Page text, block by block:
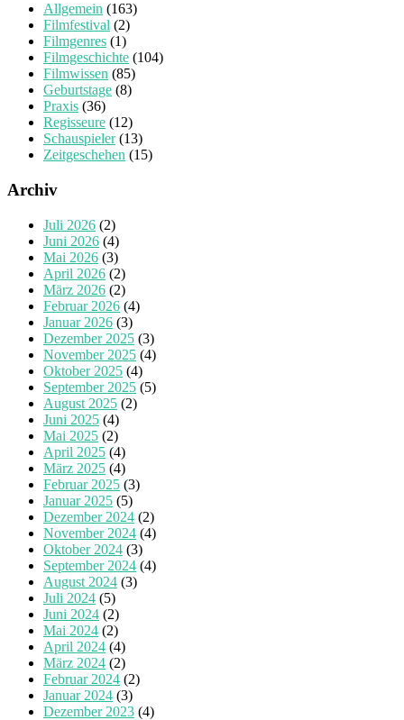
Allgemein (163)
Filmfestival (2)
Filmgenres (1)
Filmgeschichte (104)
Filmwissen (85)
Geburtstage (8)
Praxis (36)
Regisseure (12)
Schauspieler(13)
Zeitgeschehen (15)
Archiv
Juli 2026 (2)
Juni 2026 (4)
Mai 2026 (3)
April 2026 (2)
März 2026 (2)
Februar 2026 (4)
Januar 2026 (3)
Dezember 2025 (3)
November 2025 (4)
Oktober 2025 (4)
September 2025 (5)
August 2025 (2)
Juni 2025 (4)
Mai 2025 (2)
April 2025 (4)
März 2025 (4)
Februar 2025 (3)
Januar 2025 (5)
Dezember 2024 (2)
November 2024 (4)
Oktober 2024 (3)
September 2024 (4)
August 2024 (3)
Juli 2024 (5)
Juni 2024 (2)
Mai 2024 (2)
April 2024 (4)
März 2024 (2)
Februar 2024 (2)
Januar 2024 (3)
Dezember 2023 (4)